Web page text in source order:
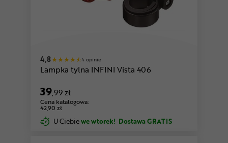
4,8 4 opinie
Lampka tylna INFINI Vista 406
39,99 zł
Cena katalogowa:
42,90 zł
U Ciebiewe wtorek! Dostawa GRATIS